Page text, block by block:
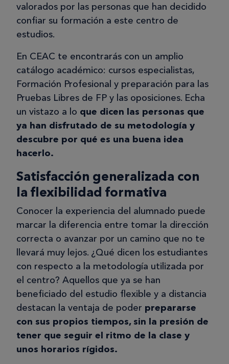
24/07/2025
Paisajsimo como forma de vida
de Paisajes con la ilusión de poder
cambiar de trabajo. Creo que lo mejor
ha sido poder aplicar todos los
conocimientos de los materiales en mi
proyecto final, donde realicé una
propuesta para cambiar por completo
el jardín de una comunidad de vecinos
con más de 150 viviendas. Muy
MC
María C.
04/06/2025
Psicología infantil y juvenil
El curso me resultó muy productivo, la
experiencia fue muy buena y aunque
mi vida laboral no tiene nada que ver
con el curso me llevo una grata
sorpresa de todo los conocimientos
valorados por las personas que han decidido
confiar su formación a este centro de
estudios.
En CEAC te encontrarás con un amplio
catálogo académico: cursos especialistas,
Formación Profesional y preparación para las
Pruebas Libres de FP y las oposiciones. Echa
un vistazo a lo que dicen las personas que
ya han disfrutado de su metodología y
descubre por qué es una buena idea
hacerlo.
Satisfacción generalizada con
la flexibilidad formativa
Conocer la experiencia del alumnado puede
marcar la diferencia entre tomar la dirección
correcta o avanzar por un camino que no te
llevará muy lejos. ¿Qué dicen los estudiantes
con respecto a la metodología utilizada por
el centro? Aquellos que ya se han
beneficiado del estudio flexible y a distancia
destacan la ventaja de poder prepararse
con sus propios tiempos, sin la presión de
tener que seguir el ritmo de la clase y
unos horarios rígidos.